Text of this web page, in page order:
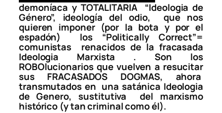
demoníaca y TOTALITARIA “Ideologia de
Género”, ideología del odio, que nos
quieren imponer (por la bota y por el
espadón) los “Politically Correct”=
comunistas renacidos de la fracasada
Ideologia Marxista . Son los
ROBOlucionarios que vuelven a resucitar
sus FRACASADOS DOGMAS, ahora
transmutados en una satánica Ideologia
de Genero, sustitutiva del marxismo
histórico (y tan criminal como él).